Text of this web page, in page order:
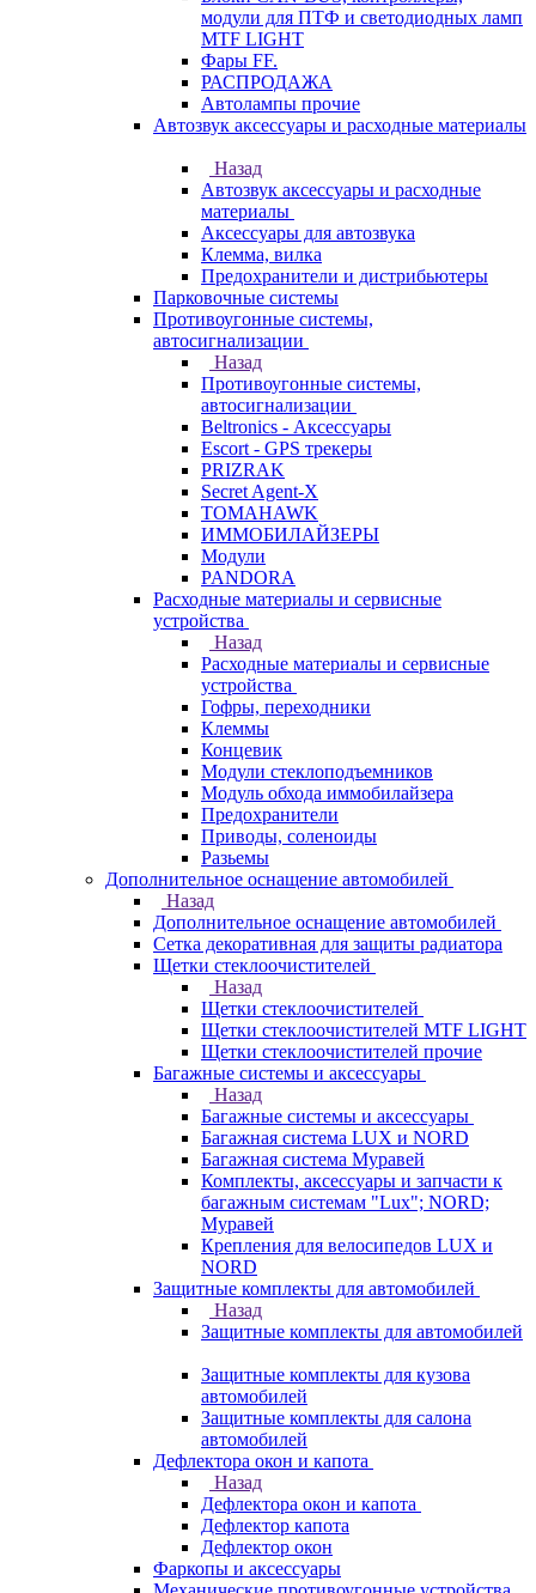
модули для ПТФ и светодиодных ламп
MTF LIGHT
Фары FF.
РАСПРОДАЖА
Автолампы прочие
Автозвук аксессуары и расходные материалы
Назад
Автозвук аксессуары и расходные
материалы
Аксессуары для автозвука
Клемма, вилка
Предохранители и дистрибьютеры
Парковочные системы
Противоугонные системы,
автосигнализации
Назад
Противоугонные системы,
автосигнализации
Beltronics - Аксессуары
Escort - GPS трекеры
PRIZRAK
Secret Agent-X
TOMAHAWK
ИММОБИЛАЙЗЕРЫ
Модули
PANDORA
Расходные материалы и сервисные
устройства
Назад
Расходные материалы и сервисные
устройства
Гофры, переходники
Клеммы
Концевик
Модули стеклоподъемников
Модуль обхода иммобилайзера
Предохранители
Приводы, соленоиды
Разьемы
Дополнительное оснащение автомобилей
Назад
Дополнительное оснащение автомобилей
Сетка декоративная для защиты радиатора
Щетки стеклоочистителей
Назад
Щетки стеклоочистителей
Щетки стеклоочистителей MTF LIGHT
Щетки стеклоочистителей прочие
Багажные системы и аксессуары
Назад
Багажные системы и аксессуары
Багажная система LUX и NORD
Багажная система Муравей
Комплекты, аксессуары и запчасти к
багажным системам "Lux"; NORD;
Муравей
Крепления для велосипедов LUX и
NORD
Защитные комплекты для автомобилей
Назад
Защитные комплекты для автомобилей
Защитные комплекты для кузова
автомобилей
Защитные комплекты для салона
автомобилей
Дефлектора окон и капота
Назад
Дефлектора окон и капота
Дефлектор капота
Дефлектор окон
Фаркопы и аксессуары